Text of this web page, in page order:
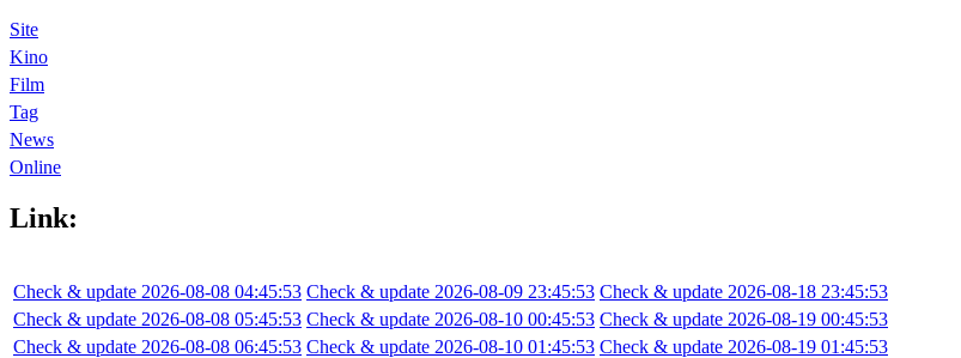
Site
Kino
Film
Tag
News
Online
Link:
Check & update 2026-08-08 04:45:53
Check & update 2026-08-08 05:45:53
Check & update 2026-08-08 06:45:53
Check & update 2026-08-09 23:45:53
Check & update 2026-08-10 00:45:53
Check & update 2026-08-10 01:45:53
Check & update 2026-08-18 23:45:53
Check & update 2026-08-19 00:45:53
Check & update 2026-08-19 01:45:53